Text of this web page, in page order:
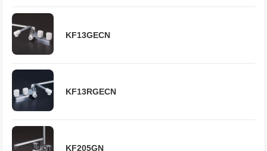
KF13GECN
KF13RGECN
KF205GN